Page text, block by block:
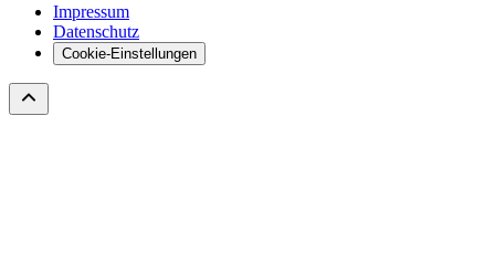
Impressum
Datenschutz
Cookie-Einstellungen